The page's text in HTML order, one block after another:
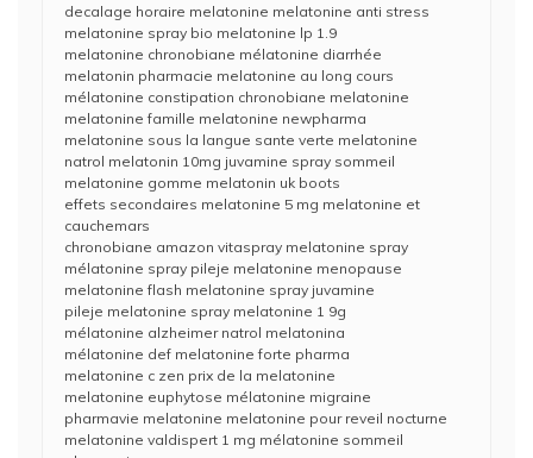
decalage horaire melatonine melatonine anti stress
melatonine spray bio melatonine lp 1.9
melatonine chronobiane mélatonine diarrhée
melatonin pharmacie melatonine au long cours
mélatonine constipation chronobiane melatonine
melatonine famille melatonine newpharma
melatonine sous la langue sante verte melatonine
natrol melatonin 10mg juvamine spray sommeil
melatonine gomme melatonin uk boots
effets secondaires melatonine 5 mg melatonine et
cauchemars
chronobiane amazon vitaspray melatonine spray
mélatonine spray pileje melatonine menopause
melatonine flash melatonine spray juvamine
pileje melatonine spray melatonine 1 9g
mélatonine alzheimer natrol melatonina
mélatonine def melatonine forte pharma
melatonine c zen prix de la melatonine
melatonine euphytose mélatonine migraine
pharmavie melatonine melatonine pour reveil nocturne
melatonine valdispert 1 mg mélatonine sommeil